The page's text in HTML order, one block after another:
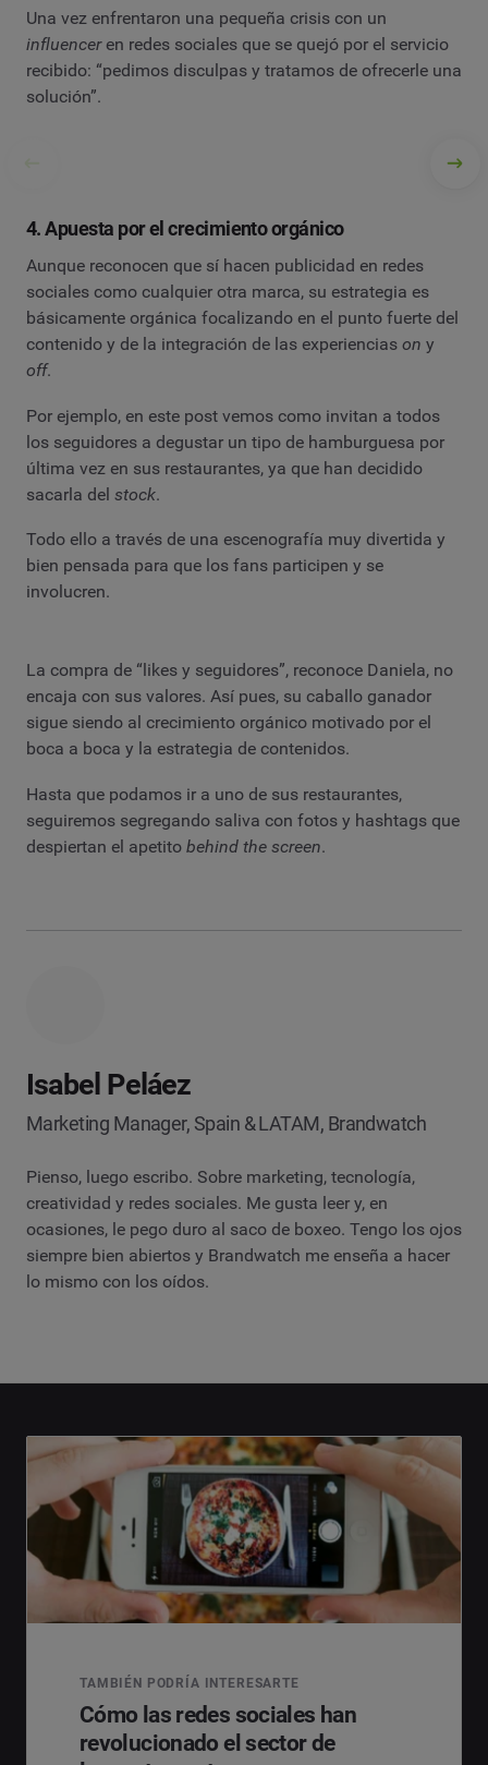
Una vez enfrentaron una pequeña crisis con un
influenceren redes sociales que se quejó por el servicio
recibido: “pedimos disculpas y tratamos de ofrecerle una
solución”.
4. Apuesta por el crecimiento orgánico
Aunque reconocen que sí hacen publicidad en redes
sociales como cualquier otra marca, su estrategia es
básicamente orgánica focalizando en el punto fuerte del
contenido y de la integración de las experiencias on y
off.
Por ejemplo, en este post vemos como invitan a todos
los seguidores a degustar un tipo de hamburguesa por
última vez en sus restaurantes, ya que han decidido
sacarla del stock.
Todo ello a través de una escenografía muy divertida y
bien pensada para que los fans participen y se
involucren.
La compra de “likes y seguidores”, reconoce Daniela, no
encaja con sus valores. Así pues, su caballo ganador
sigue siendo al crecimiento orgánico motivado por el
boca a boca y la estrategia de contenidos.
Hasta que podamos ir a uno de sus restaurantes,
seguiremos segregando saliva con fotos y hashtags que
despiertan el apetito behind the screen.
Isabel Peláez
Marketing Manager, Spain & LATAM, Brandwatch
Pienso, luego escribo. Sobre marketing, tecnología,
creatividad y redes sociales. Me gusta leer y, en
ocasiones, le pego duro al saco de boxeo. Tengo los ojos
siempre bien abiertos y Brandwatch me enseña a hacer
lo mismo con los oídos.
TAMBIÉN PODRÍA INTERESARTE
Cómo las redes sociales han
revolucionado el sector de